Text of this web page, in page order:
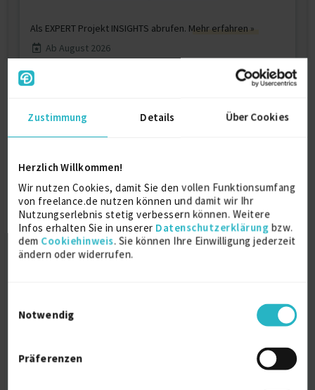
Zustimmung Details Über Cookies
Herzlich Willkommen!
Wir nutzen Cookies, damit Sie den vollen Funktionsumfang
von freelance.de nutzen können und damit wir Ihr
Nutzungserlebnis stetig verbessern können. Weitere
Infos erhalten Sie in unserer Datenschutzerklärung bzw.
dem Cookiehinweis. Sie können Ihre Einwilligung jederzeit
ändern oder widerrufen.
Notwendig
Präferenzen
Als EXPERT Projekt INSIGHTS abrufen. Mehr erfahren »
Ab August 2026
Senior Applikations-Entwickler /
BizDevOps Engineer (m/w/d) - ...
Ab Juli 2026